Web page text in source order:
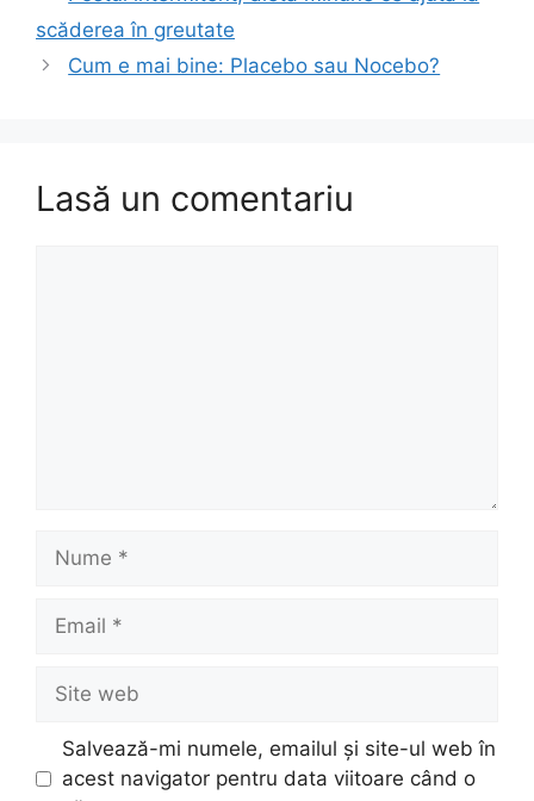
scăderea în greutate
Cum e mai bine: Placebo sau Nocebo?
Lasă un comentariu
web
Salvează-mi numele, emailul și site-ul web în
acest navigator pentru data viitoare când o